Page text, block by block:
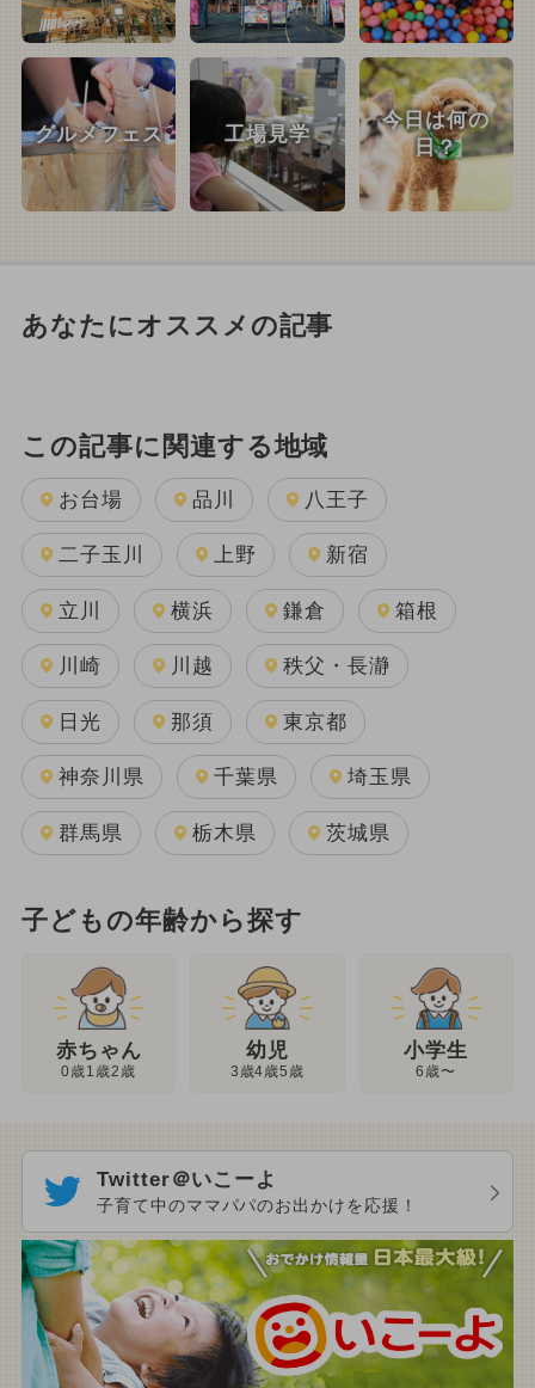
グルメフェス 工場見学
今日は何の
日？
あなたにオススメの記事
この記事に関連する地域
お台場 品川 八王子
二子玉川 上野 新宿
立川 横浜 鎌倉 箱根
川崎 川越 秩父・長瀞
日光 那須 東京都
神奈川県 千葉県 埼玉県
群馬県 栃木県 茨城県
子どもの年齢から探す
赤ちゃん
0歳1歳2歳
幼児
3歳4歳5歳
小学生
6歳〜
Twitter＠いこーよ
子育て中のママパパのお出かけを応援！